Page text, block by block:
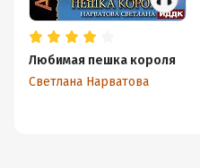
Любимая пешка короля
Светлана Нарватова